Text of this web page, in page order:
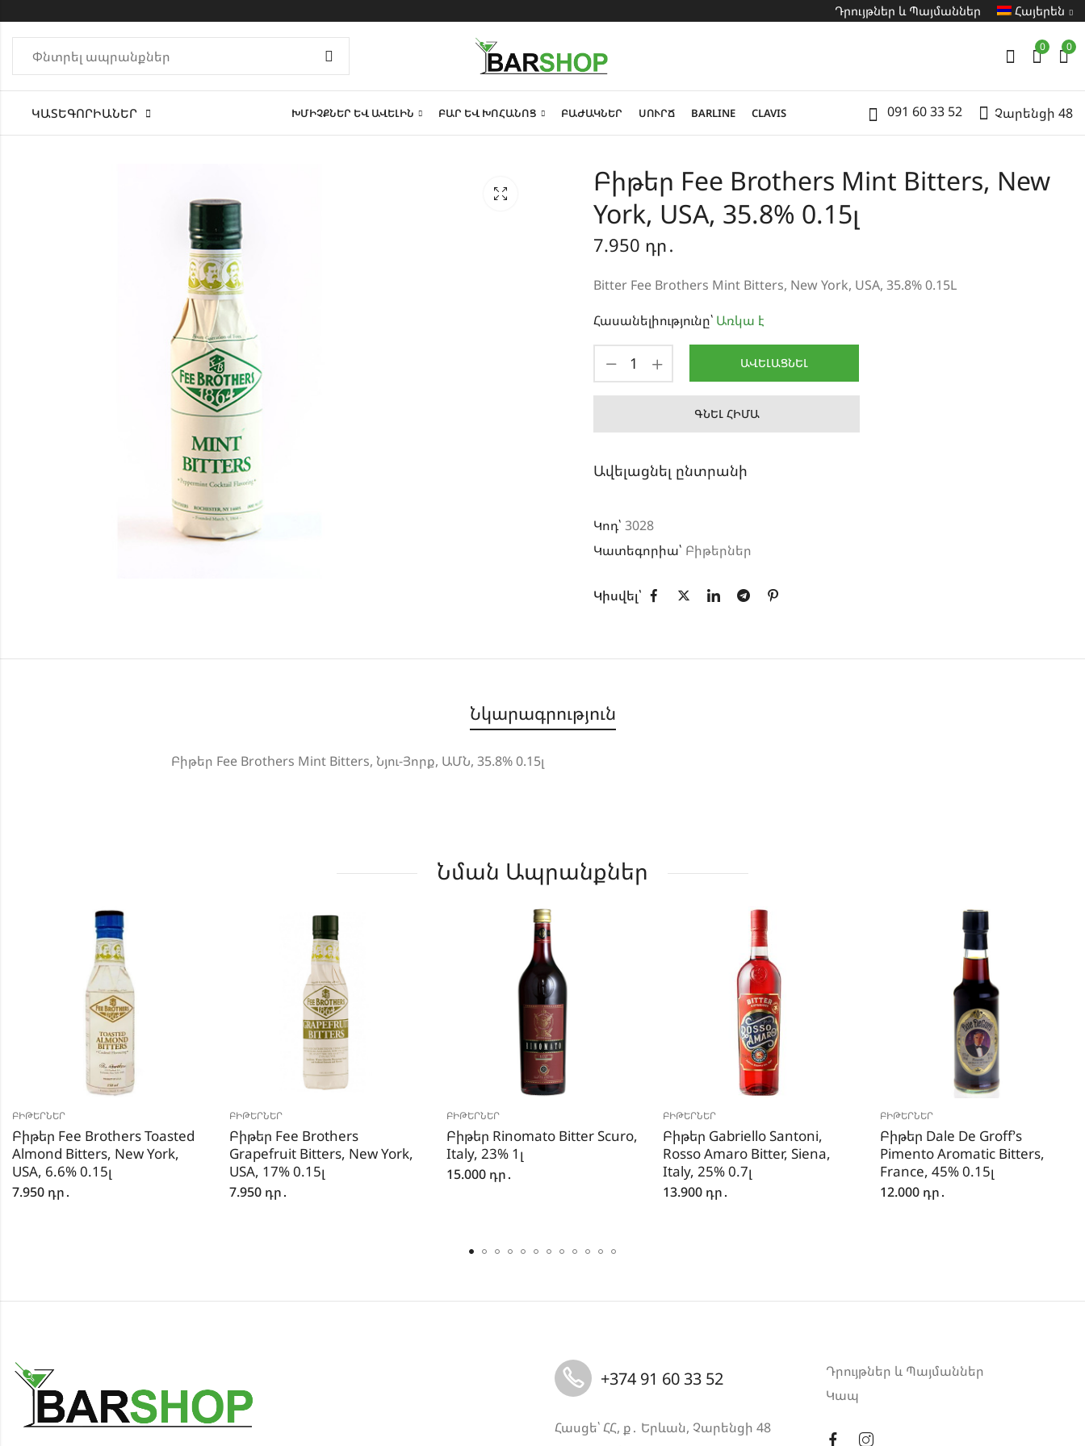
Դրույթներ և Պայմաններ Հայերեն
0 0
ԿԱՏԵԳՈՐԻԱՆԵՐ ԽՄԻՉՔՆԵՐ ԵՎ ԱՎԵԼԻՆ ԲԱՐ ԵՎ ԽՈՀԱՆՈՑ ԲԱԺԱԿՆԵՐ ՍՈՒՐՃ BARLINE CLAVIS 091 60 33 52 Չարենցի 48
Բիթեր Fee Brothers Mint Bitters, New
York, USA, 35.8% 0.15լ
7.950 դր․
Bitter Fee Brothers Mint Bitters, New York, USA, 35.8% 0.15L
Հասանելիությունը՝ Առկա է
ԱՎԵԼԱՑՆԵԼ
ԳՆԵԼ ՀԻՄԱ
Ավելացնել ընտրանի
Կոդ՝ 3028
Կատեգորիա՝ Բիթերներ
Կիսվել՝
Նկարագրություն
Բիթեր Fee Brothers Mint Bitters, Նյու-Յորք, ԱՄՆ, 35.8% 0.15լ
Նման Ապրանքներ
ԲԻԹԵՐՆԵՐ
Բիթեր Fee Brothers Toasted
Almond Bitters, New York,
USA, 6.6% 0.15լ
7.950 դր․
ԲԻԹԵՐՆԵՐ
Բիթեր Fee Brothers
Grapefruit Bitters, New York,
USA, 17% 0.15լ
7.950 դր․
ԲԻԹԵՐՆԵՐ
Բիթեր Rinomato Bitter Scuro,
Italy, 23% 1լ
15.000 դր․
ԲԻԹԵՐՆԵՐ
Բիթեր Gabriello Santoni,
Rosso Amaro Bitter, Siena,
Italy, 25% 0.7լ
13.900 դր․
ԲԻԹԵՐՆԵՐ
Բիթեր Dale De Groff’s
Pimento Aromatic Bitters,
France, 45% 0.15լ
12.000 դր․
+374 91 60 33 52
Հասցե՝ ՀՀ, ք․ Երևան, Չարենցի 48
Դրույթներ և Պայմաններ
Կապ